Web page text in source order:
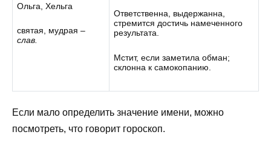
Ольга, Хельга
святая, мудрая –
слав.
Ответственна, выдержанна,
стремится достичь намеченного
результата.
Мстит, если заметила обман;
склонна к самокопанию.
Если мало определить значение имени, можно
посмотреть, что говорит гороскоп.